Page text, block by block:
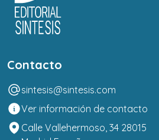
Contacto
sintesis@sintesis.com
Ver información de contacto
Calle Vallehermoso, 34 28015